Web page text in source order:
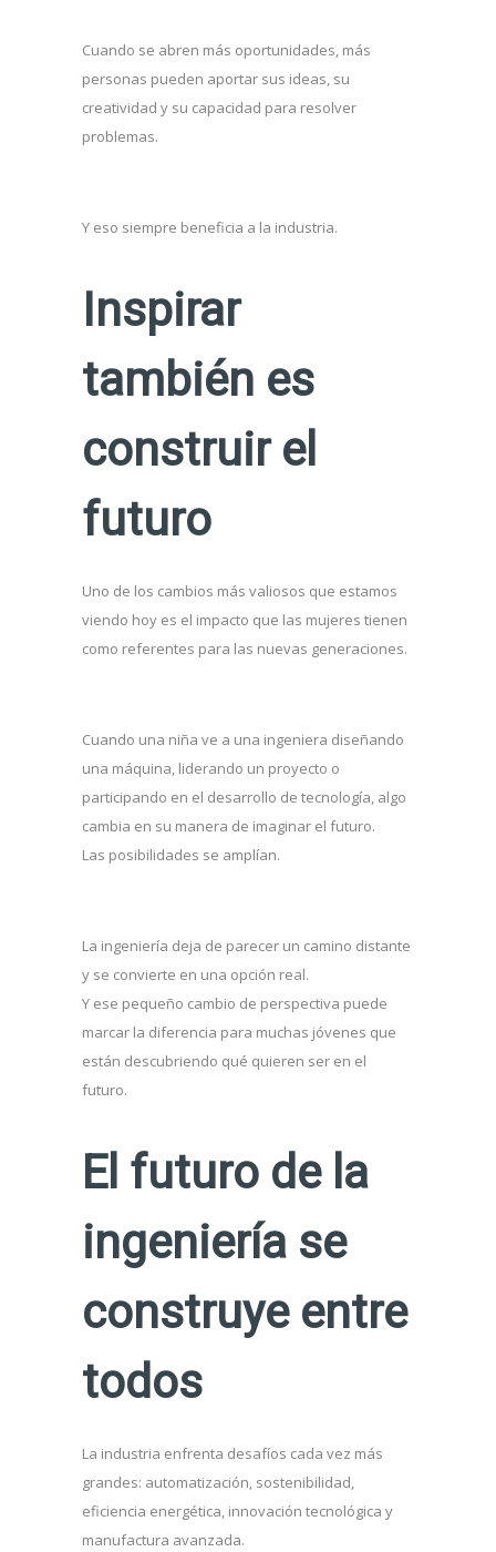
Cuando se abren más oportunidades, más
personas pueden aportar sus ideas, su
creatividad y su capacidad para resolver
problemas.
Y eso siempre beneficia a la industria.
Inspirar
también es
construir el
futuro
Uno de los cambios más valiosos que estamos
viendo hoy es el impacto que las mujeres tienen
como referentes para las nuevas generaciones.
Cuando una niña ve a una ingeniera diseñando
una máquina, liderando un proyecto o
participando en el desarrollo de tecnología, algo
cambia en su manera de imaginar el futuro.
Las posibilidades se amplían.
La ingeniería deja de parecer un camino distante
y se convierte en una opción real.
Y ese pequeño cambio de perspectiva puede
marcar la diferencia para muchas jóvenes que
están descubriendo qué quieren ser en el
futuro.
El futuro de la
ingeniería se
construye entre
todos
La industria enfrenta desafíos cada vez más
grandes: automatización, sostenibilidad,
eficiencia energética, innovación tecnológica y
manufactura avanzada.